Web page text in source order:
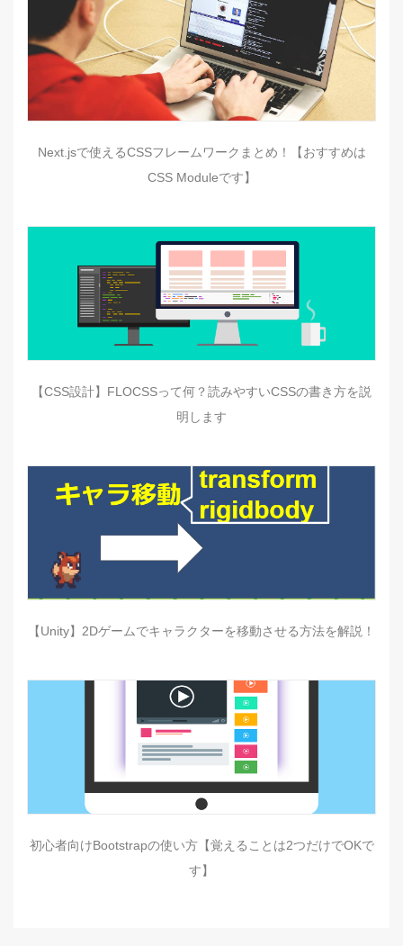
Next.jsで使えるCSSフレームワークまとめ！【おすすめは
CSS Moduleです】
【CSS設計】FLOCSSって何？読みやすいCSSの書き方を説
明します
【Unity】2Dゲームでキャラクターを移動させる方法を解説！
初心者向けBootstrapの使い方【覚えることは2つだけでOKで
す】